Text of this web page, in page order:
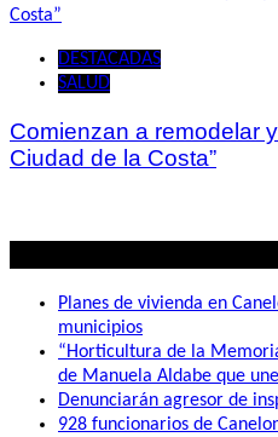
DESTACADAS
SALUD
Comienzan a remodelar
Ciudad de la Costa”
Planes de vivienda en
municipios
“Horticultura de la
de Manuela Aldabe que
Denunciarán agresor de
928 funcionarios de